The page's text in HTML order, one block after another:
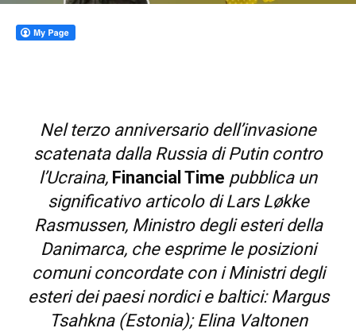
Nel terzo anniversario dell’invasione
scatenata dalla Russia di Putin contro
l’Ucraina, Financial Time pubblica un
significativo articolo di Lars Løkke
Rasmussen, Ministro degli esteri della
Danimarca, che esprime le posizioni
comuni concordate con i Ministri degli
esteri dei paesi nordici e baltici: Margus
Tsahkna (Estonia); Elina Valtonen